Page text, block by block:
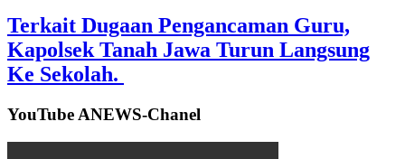
Terkait Dugaan Pengancaman Guru,
Kapolsek Tanah Jawa Turun Langsung
Ke Sekolah.
YouTube ANEWS-Chanel